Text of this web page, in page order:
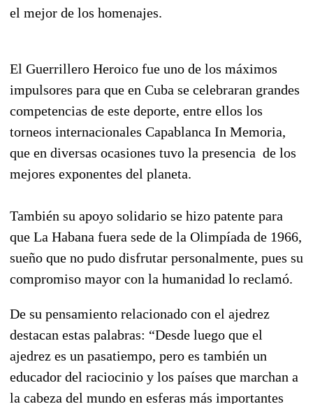
el mejor de los homenajes.
El Guerrillero Heroico fue uno de los máximos
impulsores para que en Cuba se celebraran grandes
competencias de este deporte, entre ellos los
torneos internacionales Capablanca In Memoria,
que en diversas ocasiones tuvo la presencia de los
mejores exponentes del planeta.
También su apoyo solidario se hizo patente para
que La Habana fuera sede de la Olimpíada de 1966,
sueño que no pudo disfrutar personalmente, pues su
compromiso mayor con la humanidad lo reclamó.
De su pensamiento relacionado con el ajedrez
destacan estas palabras: “Desde luego que el
ajedrez es un pasatiempo, pero es también un
educador del raciocinio y los países que marchan a
la cabeza del mundo en esferas más importantes